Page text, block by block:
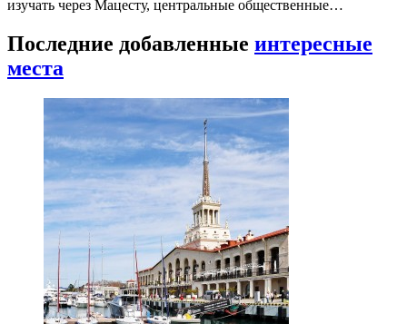
изучать через Мацесту, центральные общественные…
Последние добавленные интересные
места